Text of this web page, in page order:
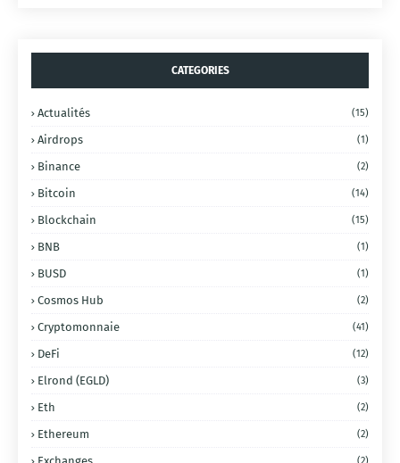
CATEGORIES
Actualités (15)
Airdrops (1)
Binance (2)
Bitcoin (14)
Blockchain (15)
BNB (1)
BUSD (1)
Cosmos Hub (2)
Cryptomonnaie (41)
DeFi (12)
Elrond (EGLD) (3)
Eth (2)
Ethereum (2)
(2)